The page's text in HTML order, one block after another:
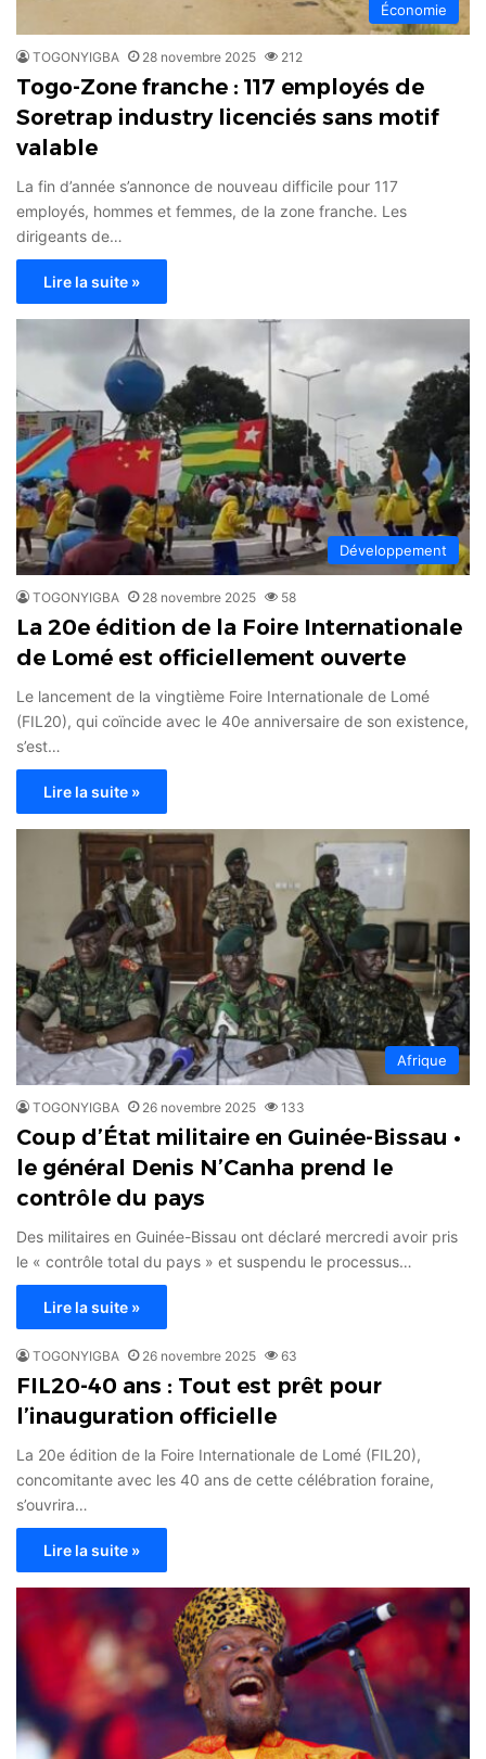
Économie
TOGONYIGBA 28 novembre 2025 212
Togo-Zone franche : 117 employés de
Soretrap industry licenciés sans motif
valable
La fin d’année s’annonce de nouveau difficile pour 117
employés, hommes et femmes, de la zone franche. Les
dirigeants de…
Lire la suite »
Développement
TOGONYIGBA 28 novembre 2025 58
La 20e édition de la Foire Internationale
de Lomé est officiellement ouverte
Le lancement de la vingtième Foire Internationale de Lomé
(FIL20), qui coïncide avec le 40e anniversaire de son existence,
s’est…
Lire la suite »
Afrique
TOGONYIGBA 26 novembre 2025 133
Coup d’État militaire en Guinée-Bissau •
le général Denis N’Canha prend le
contrôle du pays
Des militaires en Guinée-Bissau ont déclaré mercredi avoir pris
le « contrôle total du pays » et suspendu le processus…
Lire la suite »
TOGONYIGBA 26 novembre 2025 63
FIL20-40 ans : Tout est prêt pour
l’inauguration officielle
La 20e édition de la Foire Internationale de Lomé (FIL20),
concomitante avec les 40 ans de cette célébration foraine,
s’ouvrira…
Lire la suite »